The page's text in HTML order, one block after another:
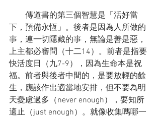
傳道書的第三個智慧是「活好當
下，預備永恆」。後者是因為人所做的
事，連一切隱藏的事，無論是善是惡，
上主都必審問（十二14）。前者是指要
快活度日（九7-9），因為生命本是祝
福。前者與後者中間的，是要放輕的餘
生，應該作出適當地安排，但不要為明
天憂慮過多（never enough），要知所
適止（just enough）。就像收集嗎哪一